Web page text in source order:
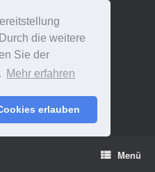
die weitere
Sie der
Mehr erfahren
erlauben
Menü